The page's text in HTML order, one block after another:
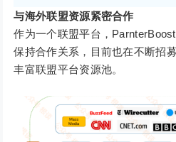
与海外联盟资源紧密合作
作为一个联盟平台，
保持合作关系，目前也在不断招
丰富联盟平台资源池。